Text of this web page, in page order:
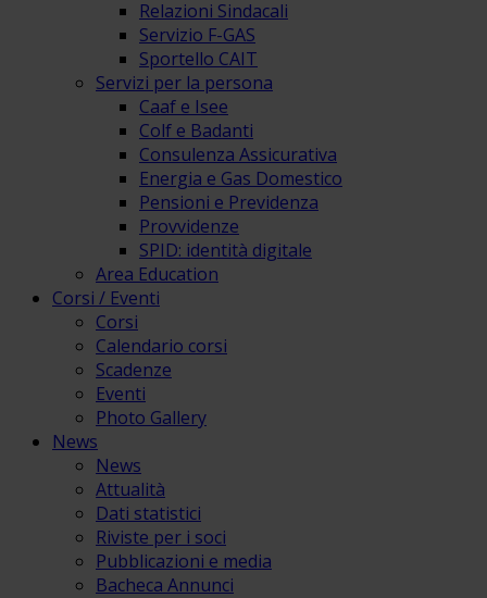
Relazioni Sindacali
Servizio F-GAS
Sportello CAIT
Servizi per la persona
Caaf e Isee
Colf e Badanti
Consulenza Assicurativa
Energia e Gas Domestico
Pensioni e Previdenza
Provvidenze
SPID: identità digitale
Area Education
Corsi / Eventi
Corsi
Calendario corsi
Scadenze
Eventi
Photo Gallery
News
News
Attualità
Dati statistici
Riviste per i soci
Pubblicazioni e media
Bacheca Annunci